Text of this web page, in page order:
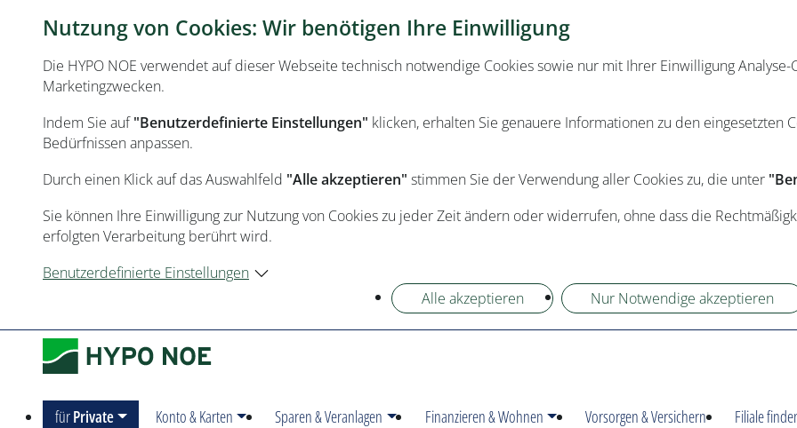
Nutzung von Cookies: Wir benötigen Ihre Einwilligung
Die HYPO NOE verwendet auf dieser Webseite technisch notwendige Cookies sowie nur mit Ihrer Einwilligung
Marketingzwecken.
Indem Sie auf"Benutzerdefinierte Einstellungen" klicken, erhalten Sie genauere Informationen zu den eingesetzten
Bedürfnissen anpassen.
Durch einen Klick auf das Auswahlfeld "Alle akzeptieren" stimmen Sie der Verwendung aller Cookies zu, die unter
Sie können Ihre Einwilligung zur Nutzung von Cookies zu jeder Zeit ändern oder widerrufen, ohne dass die
erfolgten Verarbeitung berührt wird.
Benutzerdefinierte Einstellungen
Alle akzeptieren
Nur Notwendige akzeptieren
fürPrivate Konto & Karten Sparen & Veranlagen Finanzieren & Wohnen Vorsorgen & Versichern Filiale